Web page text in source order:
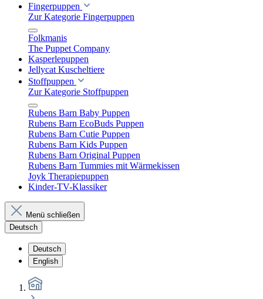
Fingerpuppen
Zur Kategorie Fingerpuppen
Folkmanis
The Puppet Company
Kasperlepuppen
Jellycat Kuscheltiere
Stoffpuppen
Zur Kategorie Stoffpuppen
Rubens Barn Baby Puppen
Rubens Barn EcoBuds Puppen
Rubens Barn Cutie Puppen
Rubens Barn Kids Puppen
Rubens Barn Original Puppen
Rubens Barn Tummies mit Wärmekissen
Joyk Therapiepuppen
Kinder-TV-Klassiker
Menü schließen
Deutsch
Deutsch
English